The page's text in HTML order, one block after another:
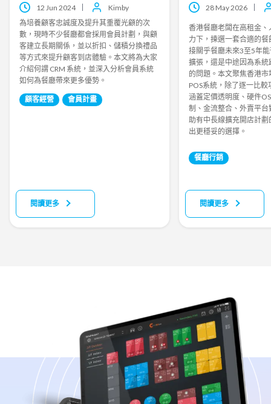
12 Jun 2024
Kimby
為培養顧客忠誠度及提升其重覆光顧的次
數，現時不少餐廳都會採用會員計劃，與顧
客建立長期關係，並以折扣、儲積分換禮品
等方式來提升顧客到店體驗。本文將為大家
介紹何謂 CRM 系統，並深入分析會員系統
如何為餐廳帶來更多優勢。
顧客經營 會員計畫
閱讀更多
28 May 2026
香港餐廳老闆在高租金
力下，揀選一套合適的餐
接關乎餐廳未來3至5年
擴張，還是中途因為系
的問題。本文聚焦香港
POS系統，除了逐一比
涵蓋定價透明度、硬件
制、金流整合、外賣平
助有中長線擴充開店計
出更穩妥的選擇。
餐廳行銷
閱讀更多